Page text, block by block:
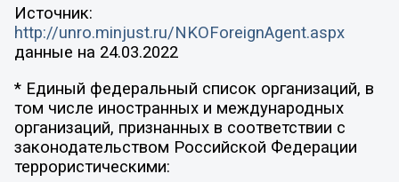
Источник:
http://unro.minjust.ru/NKOForeignAgent.aspx
данные на 24.03.2022
* Единый федеральный список организаций, в
том числе иностранных и международных
организаций, признанных в соответствии с
законодательством Российской Федерации
террористическими: